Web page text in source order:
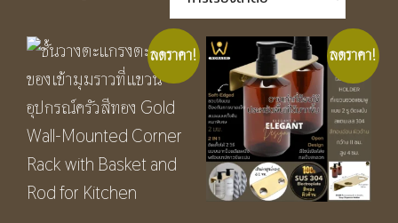
ลดราคา! ลดราคา!